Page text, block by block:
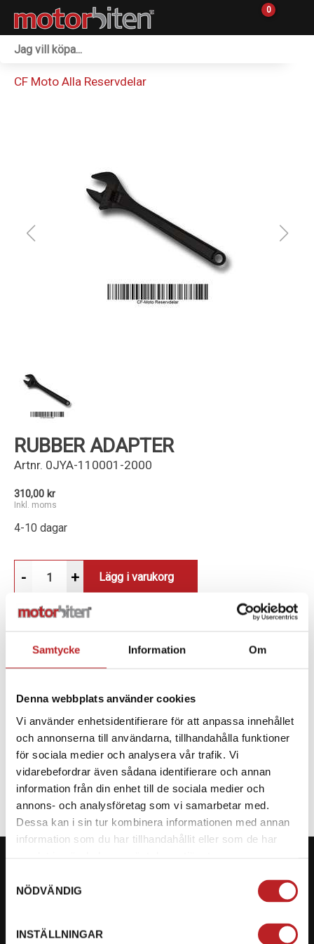
Samtycke Information Om
Denna webbplats använder cookies
Vi använder enhetsidentifierare för att anpassa innehållet
och annonserna till användarna, tillhandahålla funktioner
för sociala medier och analysera vår trafik. Vi
vidarebefordrar även sådana identifierare och annan
information från din enhet till de sociala medier och
annons- och analysföretag som vi samarbetar med.
Dessa kan i sin tur kombinera informationen med annan
information som du har tillhandahållit eller som de har
NÖDVÄNDIG
INSTÄLLNINGAR
0
Reservdelar
Sprängskisser
CF Moto Alla Reservdelar
RUBBER ADAPTER
Artnr. 0JYA-110001-2000
310,00 kr
Inkl. moms
4-10 dagar
- + Lägg i varukorg
Reservdel CF Moto
SPECIFIKATION
Ångra mitt köp